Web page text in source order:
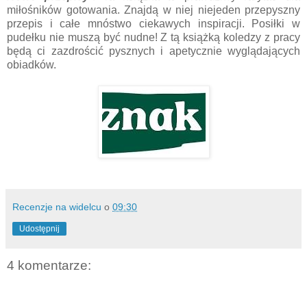
miłośników gotowania. Znajdą w niej niejeden przepyszny
przepis i całe mnóstwo ciekawych inspiracji. Posiłki w
pudełku nie muszą być nudne! Z tą książką koledzy z pracy
będą ci zazdrościć pysznych i apetycznie wyglądających
obiadków.
Recenzje na widelcu o 09:30
Udostępnij
4 komentarze: